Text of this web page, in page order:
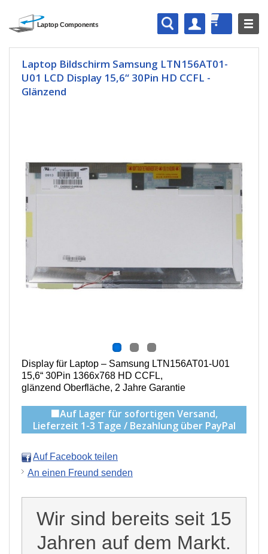
Laptop Bildschirm Samsung LTN156AT01-
U01 LCD Display 15,6“ 30Pin HD CCFL -
Glänzend
Display für Laptop – Samsung LTN156AT01-U01
15,6“ 30Pin 1366x768 HD CCFL,
g länzend Oberfläche, 2 Jahre Garantie
🟩Auf Lager für sofortigen Versand,
Lieferzeit 1-3 Tage / Bezahlung über PayPal
Auf Facebook teilen
An einen Freund senden
Wir sind bereits seit 15
Jahren auf dem Markt.